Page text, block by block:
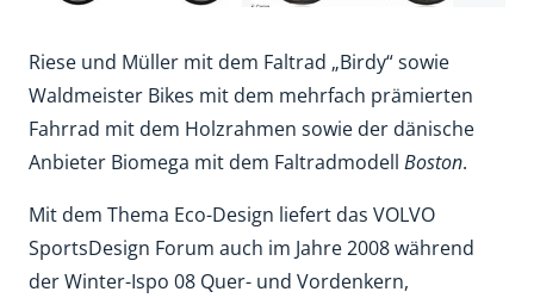
Riese und Müller mit dem Faltrad „Birdy“ sowie
Waldmeister Bikes mit dem mehrfach prämierten
Fahrrad mit dem Holzrahmen sowie der dänische
Anbieter Biomega mit dem Faltradmodell Boston.
Mit dem Thema Eco-Design liefert das VOLVO
SportsDesign Forum auch im Jahre 2008 während
der Winter-Ispo 08 Quer- und Vordenkern,